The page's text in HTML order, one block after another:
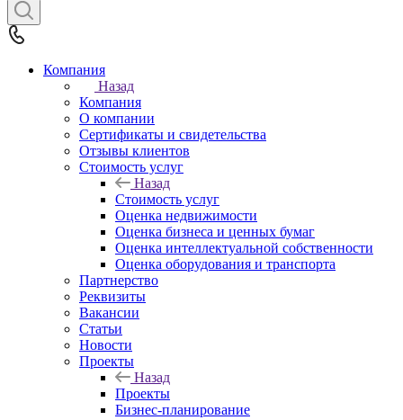
Компания
Назад
Компания
О компании
Сертификаты и свидетельства
Отзывы клиентов
Стоимость услуг
Назад
Стоимость услуг
Оценка недвижимости
Оценка бизнеса и ценных бумаг
Оценка интеллектуальной собственности
Оценка оборудования и транспорта
Партнерство
Реквизиты
Вакансии
Статьи
Новости
Проекты
Назад
Проекты
Бизнес-планирование